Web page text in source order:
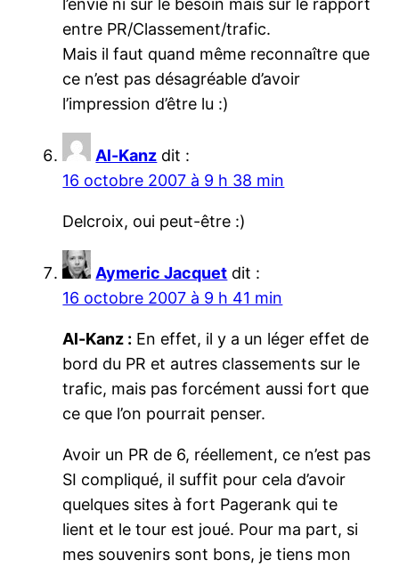
l’envie ni sur le besoin mais sur le rapport
entre PR/Classement/trafic.
Mais il faut quand même reconnaître que
ce n’est pas désagréable d’avoir
l’impression d’être lu :)
Al-Kanz dit :
16 octobre 2007 à 9 h 38 min
Delcroix, oui peut-être :)
Aymeric Jacquet dit :
16 octobre 2007 à 9 h 41 min
Al-Kanz : En effet, il y a un léger effet de
bord du PR et autres classements sur le
trafic, mais pas forcément aussi fort que
ce que l’on pourrait penser.
Avoir un PR de 6, réellement, ce n’est pas
SI compliqué, il suffit pour cela d’avoir
quelques sites à fort Pagerank qui te
lient et le tour est joué. Pour ma part, si
mes souvenirs sont bons, je tiens mon